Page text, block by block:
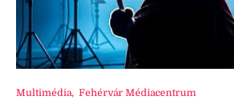
Multimédia, Fehérvár Médiacentrum